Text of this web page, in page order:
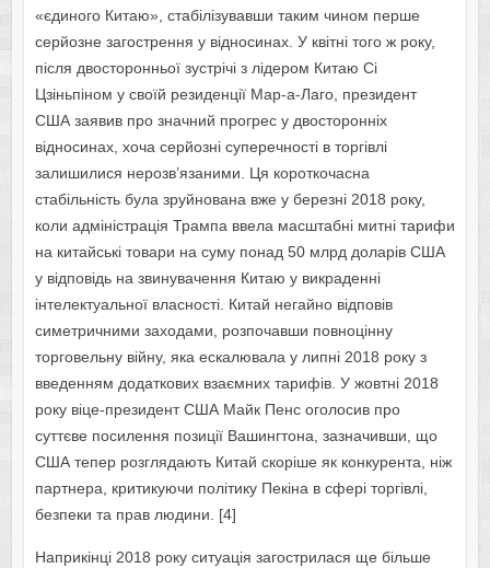
«єдиного Китаю», стабілізувавши таким чином перше
серйозне загострення у відносинах. У квітні того ж року,
після двосторонньої зустрічі з лідером Китаю Сі
Цзіньпіном у своїй резиденції Мар-а-Лаго, президент
США заявив про значний прогрес у двосторонніх
відносинах, хоча серйозні суперечності в торгівлі
залишилися нерозв’язаними. Ця короткочасна
стабільність була зруйнована вже у березні 2018 року,
коли адміністрація Трампа ввела масштабні митні тарифи
на китайські товари на суму понад 50 млрд доларів США
у відповідь на звинувачення Китаю у викраденні
інтелектуальної власності. Китай негайно відповів
симетричними заходами, розпочавши повноцінну
торговельну війну, яка ескалювала у липні 2018 року з
введенням додаткових взаємних тарифів. У жовтні 2018
року віце-президент США Майк Пенс оголосив про
суттєве посилення позиції Вашингтона, зазначивши, що
США тепер розглядають Китай скоріше як конкурента, ніж
партнера, критикуючи політику Пекіна в сфері торгівлі,
безпеки та прав людини. [4]
Наприкінці 2018 року ситуація загострилася ще більше